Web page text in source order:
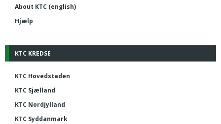
About KTC (english)
Hjælp
KTC KREDSE
KTC Hovedstaden
KTC Sjælland
KTC Nordjylland
KTC Syddanmark